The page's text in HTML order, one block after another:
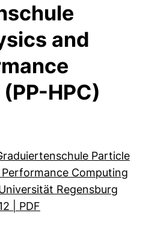
and
HPC)
Particle
Computing
Regensburg
| PDF